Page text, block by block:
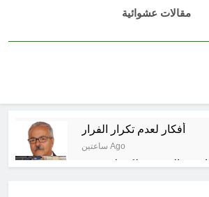
مقالات عشوائية
أفكار لعدم تكرار الفرار
ساعتين Ago
انتهت الحرب… لكن لم ينتهي